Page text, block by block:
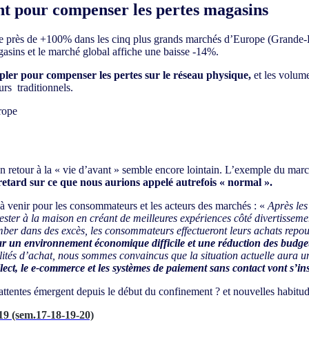
pour compenser les pertes magasins
de +100% dans les cinq plus grands marchés d’Europe
et le marché global affiche une baisse -14%.
pour compenser les pertes sur le réseau physique, et les
traditionnels.
retour à la « vie d’avant » semble encore lointain. L’exemple du
sur ce que nous aurions appelé autrefois « normal ».
pour les consommateurs et les acteurs des marchés : « Après
à la maison en créant de meilleures expériences côté
dans des excès, les consommateurs effectueront leurs achats
un environnement économique difficile et une réduction des
d’achat, nous sommes convaincus que la situation actuelle aura
le e-commerce et les systèmes de paiement sans contact vont
émergent depuis le début du confinement ? et nouvelles
(sem.17-18-19-20)